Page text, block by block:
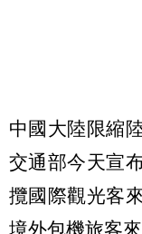
中國大陸限縮
交通部今天宣
攬國際觀光客
境外包機旅客